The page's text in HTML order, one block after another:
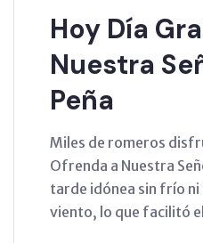
Hoy Día
Nuestra
Peña
Miles de romeros
Ofrenda a Nuestra
tarde idónea sin frío ni
viento, lo que facilitó